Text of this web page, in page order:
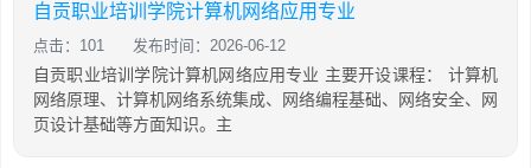
自贡职业培训学院计算机网络应用专业
点击：101 发布时间：2026-06-12
自贡职业培训学院计算机网络应用专业 主要开设课程： 计算机
网络原理、计算机网络系统集成、网络编程基础、网络安全、网
页设计基础等方面知识。主